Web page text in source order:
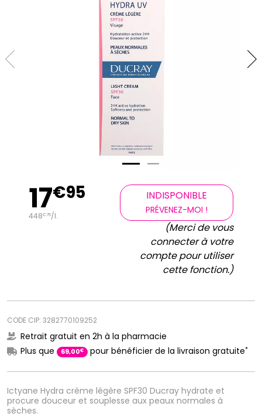
Ictyane Hydra crème légère SPF30 Ducray hydrate et
procure douceur et souplesse aux peaux normales à
sèches.
17€95
448€75/l.
INDISPONIBLE
PRÉVENEZ-MOI !
(Merci de vous
connecter à votre
compte pour utiliser
cette fonction.)
CODE CIP: 3282770109252
Retrait gratuit en 2h à la pharmacie
Plus que
69,00€ pour bénéficier de la livraison gratuite*